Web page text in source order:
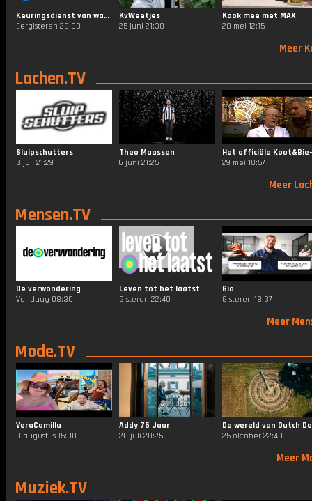
Keuringsdienst van waarde
Eergisteren 23:00
KvWeetjes
25 juni 21:30
Kook mee met MAX
28 mei 12:15
Meer
Lachen.TV
Sluipschutters
3 juli 21:29
Theo Maassen
6 juni 21:25
29 mei 10:57
Meer
Mensen.TV
De verwondering
Vandaag 08:30
Leven tot het laatst
Gisteren 22:40
Gio
Gisteren 18:37
Meer
Mode.TV
VeraCamilla
3 augustus 15:00
Addy 75 Jaar
20 juli 20:25
25 oktober 22:40
Meer
Muziek.TV